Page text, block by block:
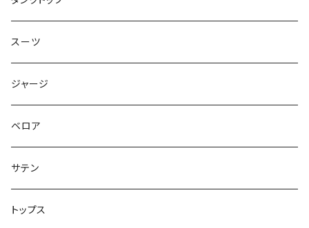
スーツ
ジャージ
ベロア
サテン
トップス